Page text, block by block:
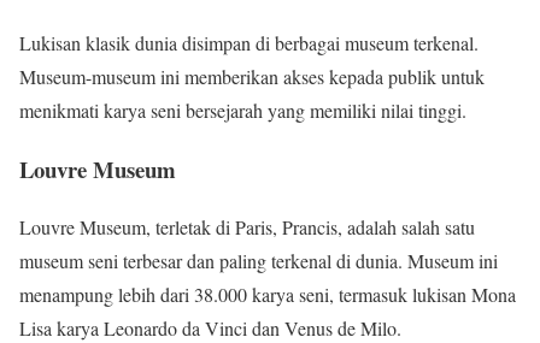
Lukisan klasik dunia disimpan di berbagai museum terkenal.
Museum-museum ini memberikan akses kepada publik untuk
menikmati karya seni bersejarah yang memiliki nilai tinggi.
Louvre Museum
Louvre Museum, terletak di Paris, Prancis, adalah salah satu
museum seni terbesar dan paling terkenal di dunia. Museum ini
menampung lebih dari 38.000 karya seni, termasuk lukisan Mona
Lisa karya Leonardo da Vinci dan Venus de Milo.